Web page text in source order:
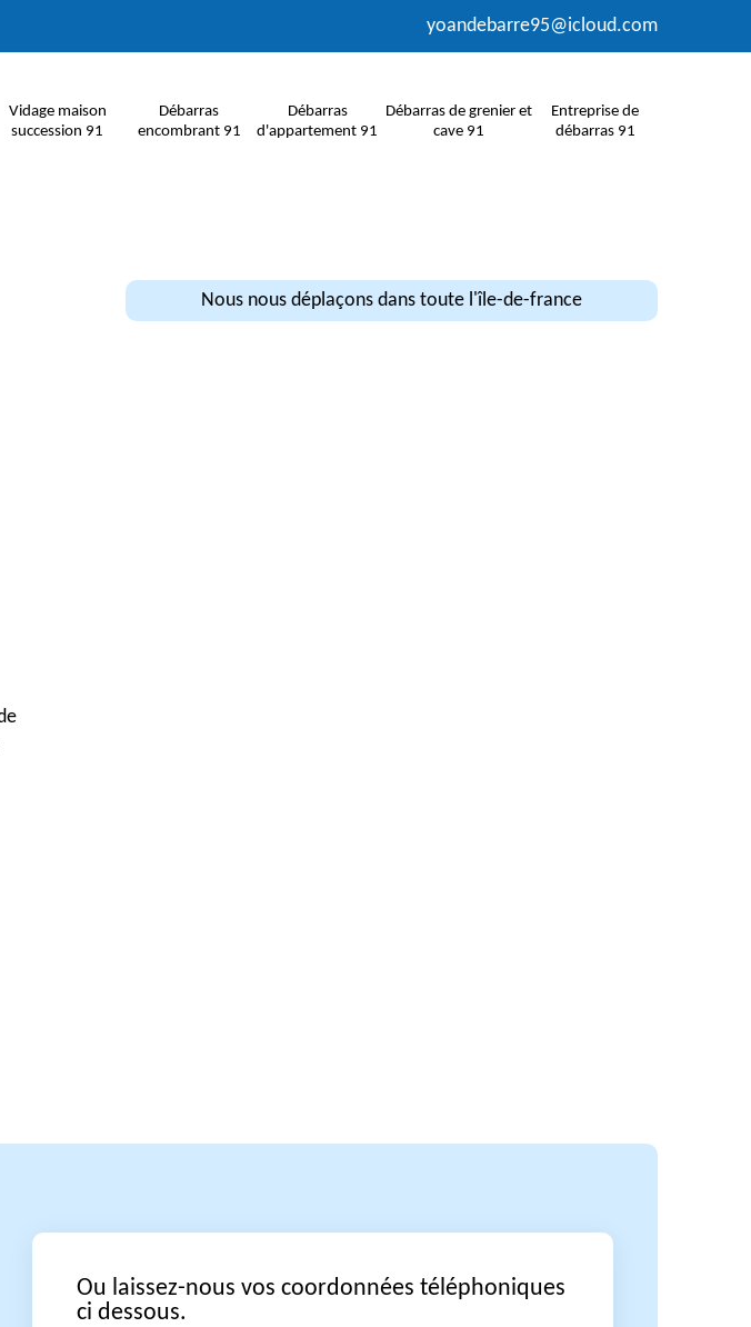
yoandebarre95@icloud.com
Vidage maison
succession 91
Débarras
encombrant 91
Débarras
d'appartement 91
Débarras de grenier et
cave 91
Entreprise de
débarras 91
Nous nous déplaçons dans toute l'île-de-france
Ou laissez-nous vos coordonnées téléphoniques
ci dessous.